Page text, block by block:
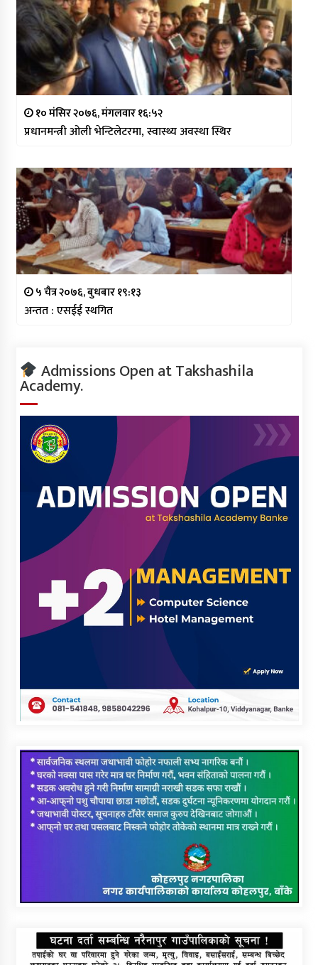
१० मंसिर २०७६, मंगलवार १६:५२
प्रधानमन्त्री ओली भेन्टिलेटरमा, स्वास्थ्य अवस्था स्थिर
५ चैत्र २०७६, बुधबार १९:१३
अन्तत : एसईई स्थगित
Admissions Open at Takshashila
Academy.